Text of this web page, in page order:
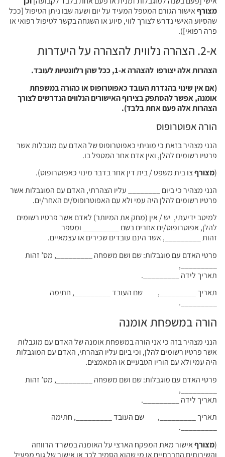
מצורףאישור הגורם המטפל המעיד על יום ושעה שבו ניתן הטיפול [ככל
שהסיוע האישי נדרש לצורך לווי, סיוע או השגחה בקשר לטיפול רפואי או
פרה רפואי]).
א-2. הצהרה נלווית להצהרה על היעדרות
הצהרות אלה יצורפו להצהרה א-1, ככל שהן רלוונטיות לעובד.
(אם אין שינוי בהגדרת העובד כאפוטרופוס או כהורה במשפחת
אומנה, אפשר להסתפק בצירוף האישורים הנלווים הנדרשים לצורך
הצהרות אלה פעם אחת בלבד).
הורה אפוטרופוס
הנני מצהיר בזאת כי מוניתי כאפוטרופוס של האדם עם מוגבלות אשר
פרטיו רשומים להלן, ואין אדם אחר המטפל בו.
(מצורףצו בית משפט / בית דין אחר בדבר מינוי כאפוטרופוס).
הנני מצהיר כי ביום ________ עליו הצהרתי, האדם עם המוגבלות אשר
פרטיו רשומים להלן היה עמי ולא עם האפוטרופוס/ים האחר/ים.
למיטב ידיעתי, יש / אין (מחק את המיותר) לאדם אשר פרטיו רשומים
להלן, אפוטרופוס/ים אחרים בשם _________ ומספר
זהות _________, אשר הינם עובדים שכירים או עצמאיים.
פרטי האדם עם מוגבלות: שם ושם משפחה _________, מס’ זהות
_________,
תאריך לידה _________.
תאריך _________, שם העובד _________, חתימה
_________.
הורה במשפחת אומנה
הנני מצהיר בזה כי אני הורה במשפחת אומנה של האדם עם מוגבלות
אשר פרטיו רשומים להלן, וכי ביום עליו הצהרתי, האדם עם המוגבלות
היה עמי ולא עם הוריו הטבעיים או המאמצים.
פרטי האדם עם מוגבלות: שם ושם משפחה _________, מס’ זהות
_________,
תאריך לידה _________.
תאריך _________, שם העובד _________, חתימה
_________.
(מצורףאישור מאת המפקח הארצי על האומנה במשרד הרווחה
והשירותים החברתיים או מי שהוא הסמיך לכך או אישור של גוף מפעיל